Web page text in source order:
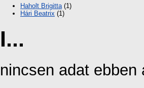
Haholt Brigitta (1)
Hári Beatrix (1)
I...
nincsen adat ebben